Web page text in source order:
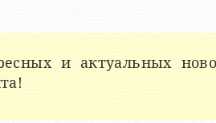
и актуальных